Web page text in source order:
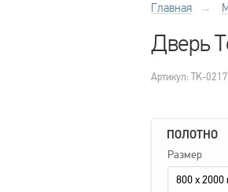
Главная →
Дверь
Артикул: TK-0217
ПОЛОТНО
Размер
800 x